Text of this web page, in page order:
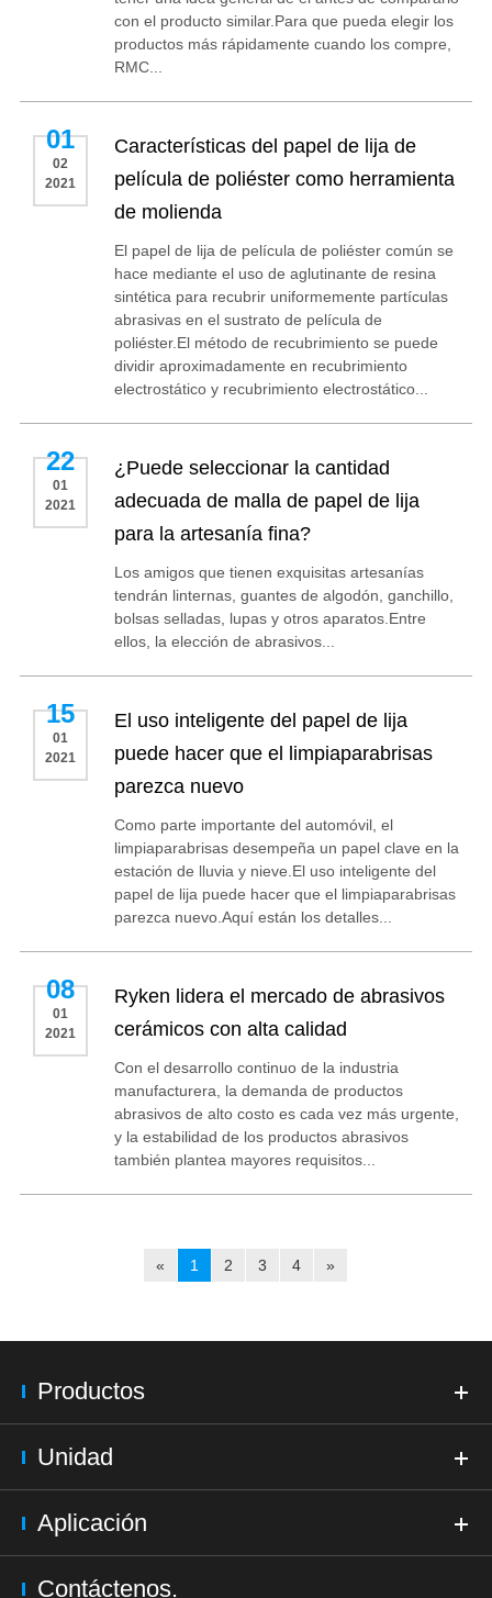
con el producto similar.Para que pueda elegir los
productos más rápidamente cuando los compre,
RMC...
01
02
2021
Características del papel de lija de
película de poliéster como herramienta
de molienda
El papel de lija de película de poliéster común se
hace mediante el uso de aglutinante de resina
sintética para recubrir uniformemente partículas
abrasivas en el sustrato de película de
poliéster.El método de recubrimiento se puede
dividir aproximadamente en recubrimiento
electrostático y recubrimiento electrostático...
22
01
2021
¿Puede seleccionar la cantidad
adecuada de malla de papel de lija
para la artesanía fina?
Los amigos que tienen exquisitas artesanías
tendrán linternas, guantes de algodón, ganchillo,
bolsas selladas, lupas y otros aparatos.Entre
ellos, la elección de abrasivos...
15
01
2021
El uso inteligente del papel de lija
puede hacer que el limpiaparabrisas
parezca nuevo
Como parte importante del automóvil, el
limpiaparabrisas desempeña un papel clave en la
estación de lluvia y nieve.El uso inteligente del
papel de lija puede hacer que el limpiaparabrisas
parezca nuevo.Aquí están los detalles...
08
01
2021
Ryken lidera el mercado de abrasivos
cerámicos con alta calidad
Con el desarrollo continuo de la industria
manufacturera, la demanda de productos
abrasivos de alto costo es cada vez más urgente,
y la estabilidad de los productos abrasivos
también plantea mayores requisitos...
« 1 2 3 4 »
Productos
Unidad
Aplicación
Contáctenos.